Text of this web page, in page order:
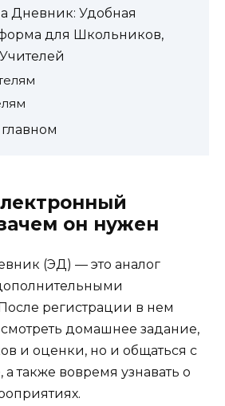
Дневник: Удобная
для Школьников,
он нужен
(ЭД) — это аналог
регистрации в нем
домашнее задание,
и оценки, но и общаться с
а также вовремя узнавать о